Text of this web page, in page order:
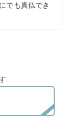
でも真似でき